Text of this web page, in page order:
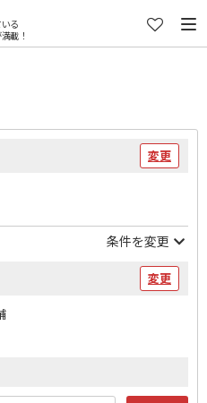
る
載！
変更
条件を変更
変更